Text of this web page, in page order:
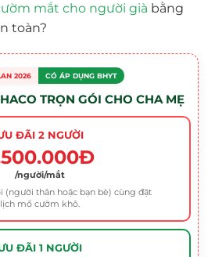
mắt cho người già bằng
toàn?
2026 CÓ ÁP DỤNG BHYT
TRỌN GÓI CHO CHA MẸ
ĐÃI 2 NGƯỜI
/người/mắt
(người thân hoặc bạn bè) cùng đặt
lịch mổ cườm khô.
ĐÃI 1 NGƯỜI